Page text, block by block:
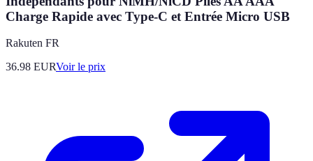
Charge Rapide avec Type-C et Entrée Micro USB
Rakuten FR
36.98 EURVoir le prix